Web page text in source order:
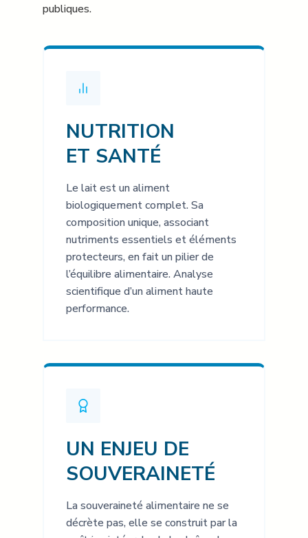
publiques.
NUTRITION
ET SANTÉ
Le lait est un aliment
biologiquement complet. Sa
composition unique, associant
nutriments essentiels et éléments
protecteurs, en fait un pilier de
l’équilibre alimentaire. Analyse
scientifique d’un aliment haute
performance.
UN ENJEU DE
SOUVERAINETÉ
La souveraineté alimentaire ne se
décrète pas, elle se construit par la